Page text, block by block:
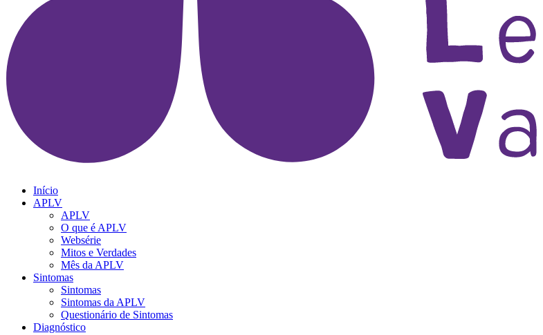
Início
APLV
APLV
O que é APLV
Websérie
Mitos e Verdades
Mês da APLV
Sintomas
Sintomas
Sintomas da APLV
Questionário de Sintomas
Diagnóstico